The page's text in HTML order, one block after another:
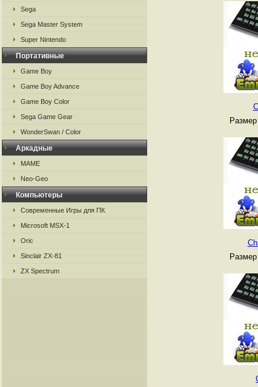
Sega
Sega Master System
Super Nintendo
Портативные
Game Boy
Game Boy Advance
Game Boy Color
Sega Game Gear
WonderSwan / Color
Аркадные
MAME
Neo-Geo
Компьютеры
Современные Игры для ПК
Microsoft MSX-1
Oric
Sinclair ZX-81
ZX Spectrum